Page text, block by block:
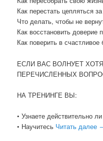
Как перестать цепляться
Что делать, чтобы не
Как восстановить доверие
Как поверить в
ЕСЛИ ВАС ВОЛНУЕТ
ПЕРЕЧИСЛЕННЫХ
НА ТРЕНИНГЕ ВЫ:
• Узнаете действительно
• Научитесь Читать далее